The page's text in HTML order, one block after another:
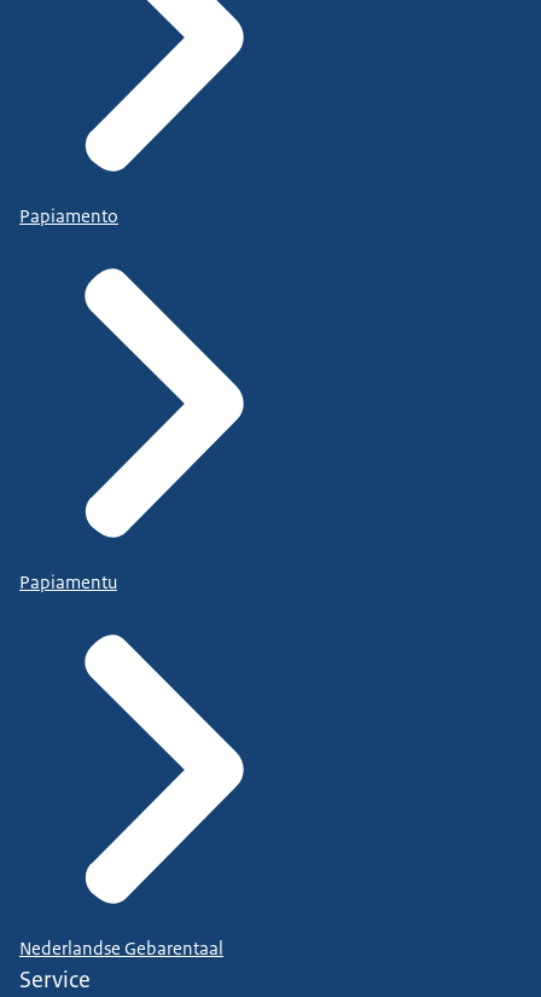
Papiamento
Papiamentu
Nederlandse Gebarentaal
Service